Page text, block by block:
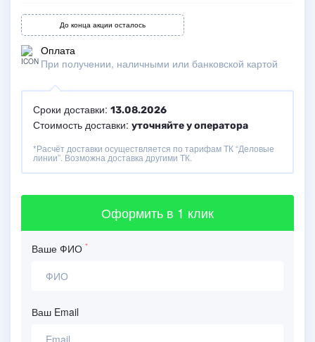
До конца акции осталось
Оплата
При получении, наличными или банковской картой
Сроки доставки: 13.08.2026
Стоимость доставки: уточняйте у оператора
*Расчёт доставки осуществляется по тарифам ТК “Деловые
линии”. Возможна доставка другими ТК.
Оформить в 1 клик
Ваше ФИО *
Ваш Email